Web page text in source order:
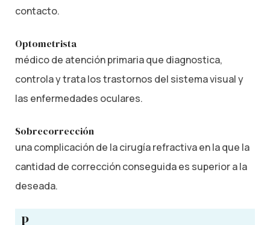
contacto.
Optometrista
médico de atención primaria que diagnostica,
controla y trata los trastornos del sistema visual y
las enfermedades oculares.
Sobrecorrección
una complicación de la cirugía refractiva en la que la
cantidad de corrección conseguida es superior a la
deseada.
P